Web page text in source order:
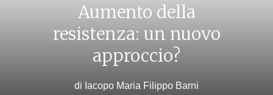
Aumento della
resistenza: un nuovo
approccio?
di Iacopo Maria Filippo Barni